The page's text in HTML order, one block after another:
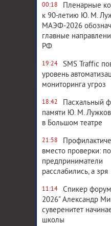
00:18
Пленарные
к 90-летию Ю. М.
МАЭФ-2026
главные
РФ
19:24
SMS Traffic
уровень
мониторинга угроз
18:42
Пасхальный
памяти Ю. М.
в Большом театре
21:58
вместо проверки:
предприниматели
расслабились, а зря
11:14
Спикер
2026" Александр
суверенитет
школы